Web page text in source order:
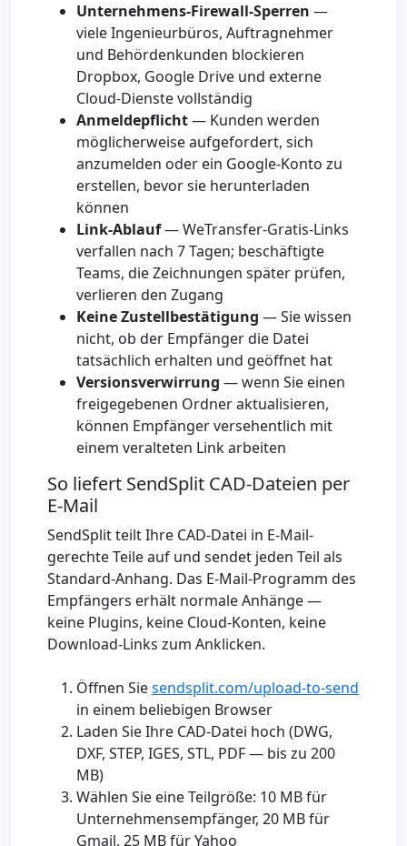
Unternehmens-Firewall-Sperren —
viele Ingenieurbüros, Auftragnehmer
und Behördenkunden blockieren
Dropbox, Google Drive und externe
Cloud-Dienste vollständig
Anmeldepflicht— Kunden werden
möglicherweise aufgefordert, sich
anzumelden oder ein Google-Konto zu
erstellen, bevor sie herunterladen
können
Link-Ablauf— WeTransfer-Gratis-Links
verfallen nach 7 Tagen; beschäftigte
Teams, die Zeichnungen später prüfen,
verlieren den Zugang
Keine Zustellbestätigung — Sie wissen
nicht, ob der Empfänger die Datei
tatsächlich erhalten und geöffnet hat
Versionsverwirrung — wenn Sie einen
freigegebenen Ordner aktualisieren,
können Empfänger versehentlich mit
einem veralteten Link arbeiten
So liefert SendSplit CAD-Dateien per
E-Mail
SendSplit teilt Ihre CAD-Datei in E-Mail-
gerechte Teile auf und sendet jeden Teil als
Standard-Anhang. Das E-Mail-Programm des
Empfängers erhält normale Anhänge —
keine Plugins, keine Cloud-Konten, keine
Download-Links zum Anklicken.
Öffnen Siesendsplit.com/upload-to-send
in einem beliebigen Browser
Laden Sie Ihre CAD-Datei hoch (DWG,
DXF, STEP, IGES, STL, PDF — bis zu 200
MB)
Wählen Sie eine Teilgröße: 10 MB für
Unternehmensempfänger, 20 MB für
Gmail, 25 MB für Yahoo